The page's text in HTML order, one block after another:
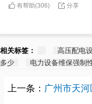
有帮助(306) 分享
相关标签： 高压配电
多少
电力设备维保强制
上一条： 广州市天